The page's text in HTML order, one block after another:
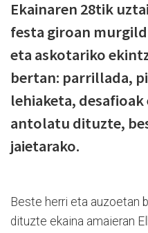
Ekainaren 28tik
festa giroan
eta askotariko
bertan: parrillada,
lehiaketa,
antolatu dituzte,
jaietarako.
Beste herri eta auzoetan
dituzte ekaina amaieran